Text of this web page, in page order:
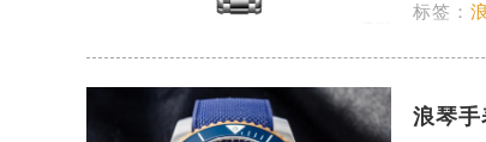
贵阳市南明区都司高架桥路33
石家庄市长安区中山东路39号
西安市碑林区南关正街88号华
标签：
浪琴手